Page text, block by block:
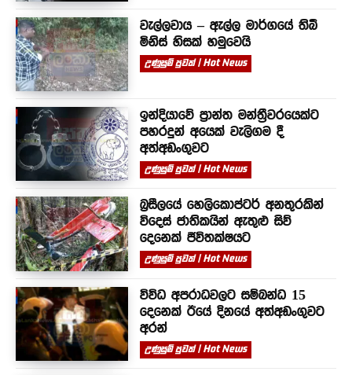
වැල්ලවාය – ඇල්ල මාර්ගයේ තිබී
මිනිස් හිසක් හමුවෙයි
උණුසුම් පුවත් | Hot News
ඉන්දියාවේ ප්‍රාන්ත මන්ත්‍රීවරයෙක්ට
පහරදුන් අයෙක් වැලිගම දී
අත්අඩංගුවට
උණුසුම් පුවත් | Hot News
බ්‍රසීලයේ හෙලිකොප්ටර් අනතුරකින්
විදෙස් ජාතිකයින් ඇතුළු සිව්
දෙනෙක් ජීවිතක්ෂයට
උණුසුම් පුවත් | Hot News
විවිධ අපරාධවලට සම්බන්ධ 15
දෙනෙක් ඊයේ දිනයේ අත්අඩංගුවට
අරන්
උණුසුම් පුවත් | Hot News